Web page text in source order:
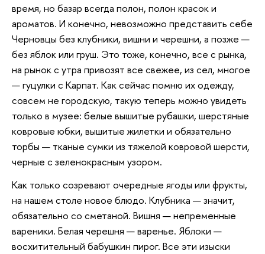
время, но базар всегда полон, полон красок и
ароматов. И конечно, невозможно представить себе
Черновцы без клубники, вишни и черешни, а позже —
без яблок или груш. Это тоже, конечно, все с рынка,
на рынок с утра привозят все свежее, из сел, многое
— гуцулки с Карпат. Как сейчас помню их одежду,
совсем не городскую, такую теперь можно увидеть
только в музее: белые вышитые рубашки, шерстяные
ковровые юбки, вышитые жилетки и обязательно
торбы — тканые сумки из тяжелой ковровой шерсти,
черные с зеленокрасным узором.
Как только созревают очередные ягоды или фрукты,
на нашем столе новое блюдо. Клубника — значит,
обязательно со сметаной. Вишня — непременные
вареники. Белая черешня — варенье. Яблоки —
восхитительный бабушкин пирог. Все эти изыски